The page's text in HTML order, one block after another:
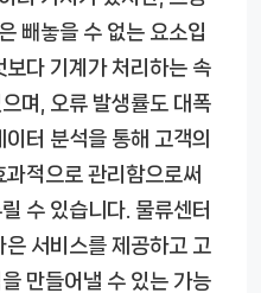
빼놓을 수 없는 요소입
보다 기계가 처리하는 속
며, 오류 발생률도 대폭
터 분석을 통해 고객의
적으로 관리함으로써
수 있습니다. 물류센터
서비스를 제공하고 고
만들어낼 수 있는 가능